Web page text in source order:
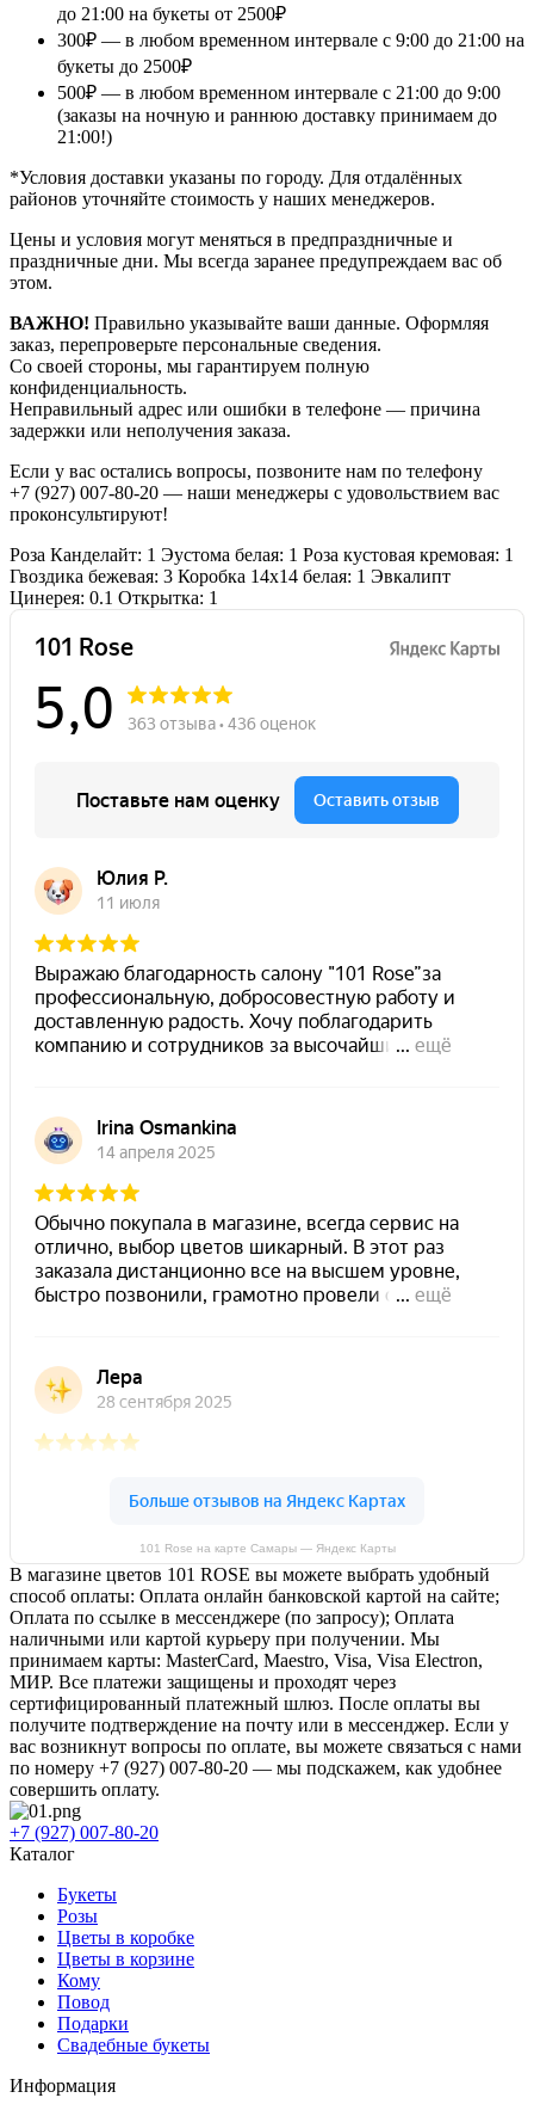
до 21:00 на букеты от 2500₽
300₽ — в любом временном интервале с 9:00 до 21:00 на
букеты до 2500₽
500₽ — в любом временном интервале с 21:00 до 9:00
(заказы на ночную и раннюю доставку принимаем до
21:00!)
*Условия доставки указаны по городу. Для отдалённых
районов уточняйте стоимость у наших менеджеров.
Цены и условия могут меняться в предпраздничные и
праздничные дни. Мы всегда заранее предупреждаем вас об
этом.
ВАЖНО! Правильно указывайте ваши данные. Оформляя
заказ, перепроверьте персональные сведения.
Со своей стороны, мы гарантируем полную
конфиденциальность.
Неправильный адрес или ошибки в телефоне — причина
задержки или неполучения заказа.
Если у вас остались вопросы, позвоните нам по телефону
+7 (927) 007-80-20 — наши менеджеры с удовольствием вас
проконсультируют!
Роза Канделайт: 1 Эустома белая: 1 Роза кустовая кремовая: 1
Гвоздика бежевая: 3 Коробка 14х14 белая: 1 Эвкалипт
Цинерея: 0.1 Открытка: 1
101 Rose на карте Самары — Яндекс Карты
В магазине цветов 101 ROSE вы можете выбрать удобный
способ оплаты: Оплата онлайн банковской картой на сайте;
Оплата по ссылке в мессенджере (по запросу); Оплата
наличными или картой курьеру при получении. Мы
принимаем карты: MasterCard, Maestro, Visa, Visa Electron,
МИР. Все платежи защищены и проходят через
сертифицированный платежный шлюз. После оплаты вы
получите подтверждение на почту или в мессенджер. Если у
вас возникнут вопросы по оплате, вы можете связаться с нами
по номеру +7 (927) 007-80-20 — мы подскажем, как удобнее
совершить оплату.
+7 (927) 007-80-20
Каталог
Букеты
Розы
Цветы в коробке
Цветы в корзине
Кому
Повод
Подарки
Свадебные букеты
Информация